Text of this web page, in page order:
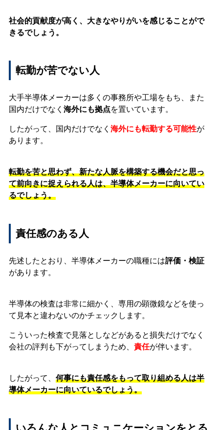
社会的貢献度が高く、大きなやりがいを感じることがで
きるでしょう。
転勤が苦でない人
大手半導体メーカーは多くの事務所や工場をもち、また
国内だけでなく 海外にも拠点を置いています。
したがって、国内だけでなく 海外にも転勤する可能性が
あります。
転勤を苦と思わず、新たな人脈を構築する機会だと思っ
て前向きに捉えられる人は、半導体メーカーに向いてい
るでしょう。
責任感のある人
先述したとおり、半導体メーカーの職種には評価・検証
があります。
半導体の検査は非常に細かく、専用の顕微鏡などを使っ
て見本と違わないのかチェックします。
こういった検査で見落としなどがあると損失だけでなく
会社の評判も下がってしまうため、 責任が伴います。
したがって、 何事にも責任感をもって取り組める人は半
導体メーカーに向いているでしょう。